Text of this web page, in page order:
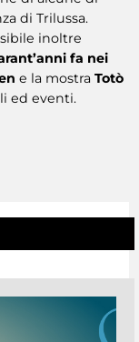
di Trilussa.
inoltre
fa nei
e la mostra Totò
ed eventi.